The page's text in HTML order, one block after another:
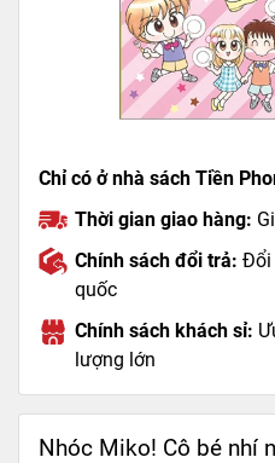
Chỉ có ở nhà sách Tiền
Thời gian giao hàng:
Chính sách đổi trả: Đổi
quốc
Chính sách khách sỉ:
lượng lớn
Nhóc Miko! Cô bé nhí